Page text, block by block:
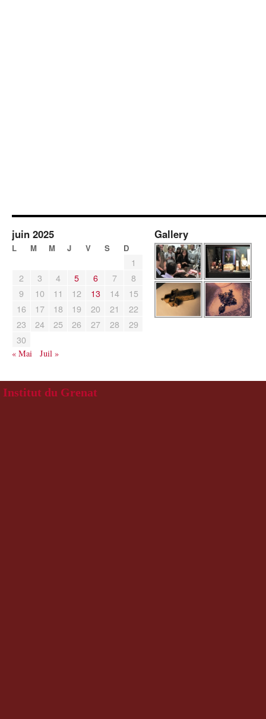
juin 2025
L M M J V S D
1
2
3 4 5 6 7
8
9
10 11 12 13 14
15
16
17 18 19 20 21
22
23
24 25 26 27 28
29
30
« Mai Juil »
Gallery
Institut du Grenat